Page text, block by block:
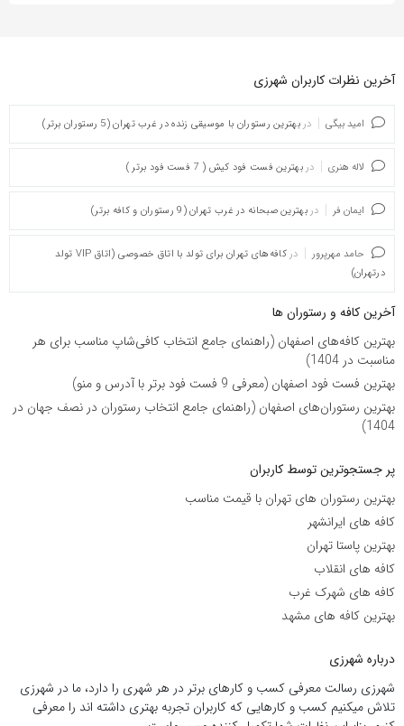
آخرین نظرات کاربران شهرزی
امید بیگی در بهترین رستوران با موسیقی زنده در غرب تهران (5 رستوران برتر)
لاله هنری در بهترین فست فود کیش ( 7 فست فود برتر )
ایمان فر در بهترین صبحانه در غرب تهران (9 رستوران و کافه برتر)
حامد مهرپرور در
کافه‌های تهران برای تولد با اتاق خصوصی (اتاق VIP تولد
درتهران)
آخرین کافه و رستوران ها
بهترین کافه‌های اصفهان (راهنمای جامع انتخاب کافی‌شاپ مناسب برای هر
مناسبت در 1404)
بهترین فست فود اصفهان (معرفی 9 فست فود برتر با آدرس و منو)
بهترین رستوران‌های اصفهان (راهنمای جامع انتخاب رستوران در نصف جهان در
1404)
پر جستجوترین توسط کاربران
بهترین رستوران های تهران با قیمت مناسب
کافه های ایرانشهر
بهترین پاستا تهران
کافه های انقلاب
کافه های شهرک غرب
بهترین کافه های مشهد
درباره شهرزی
شهرزی رسالت معرفی کسب و کارهای برتر در هر شهری را دارد، ما در شهرزی
تلاش میکنیم کسب و کارهایی که کاربران تجربه بهتری داشته اند را معرفی